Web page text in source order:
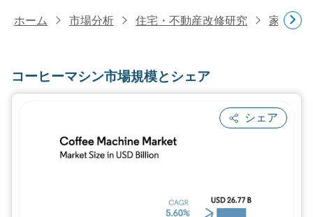
ホーム 市場分析 住宅・不動産改修研究 家電研究
コーヒーマシン市場規模とシェア
シェア